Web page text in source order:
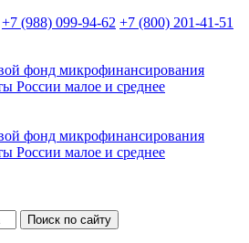
+7 (988) 099-94-62 +7 (800) 201-41-51
Поиск по сайту